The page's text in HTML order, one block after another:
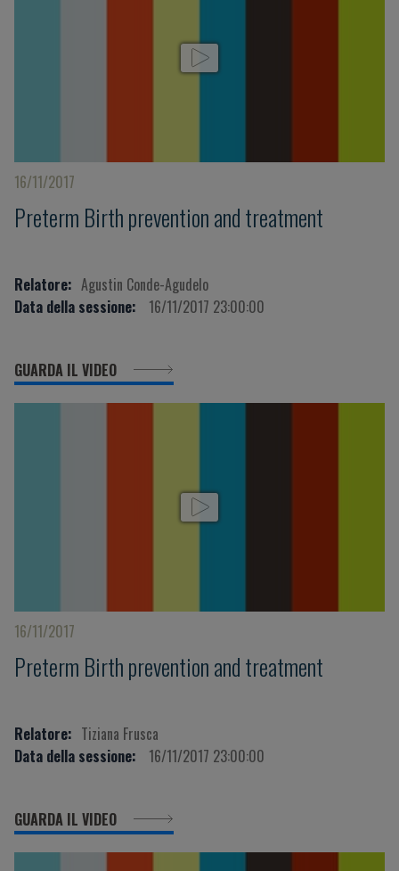
16/11/2017
Preterm Birth prevention and treatment
Relatore: Agustin Conde-Agudelo
Data della sessione:
16/11/2017 23:00:00
GUARDA IL VIDEO
16/11/2017
Preterm Birth prevention and treatment
Relatore: Tiziana Frusca
Data della sessione:
16/11/2017 23:00:00
GUARDA IL VIDEO